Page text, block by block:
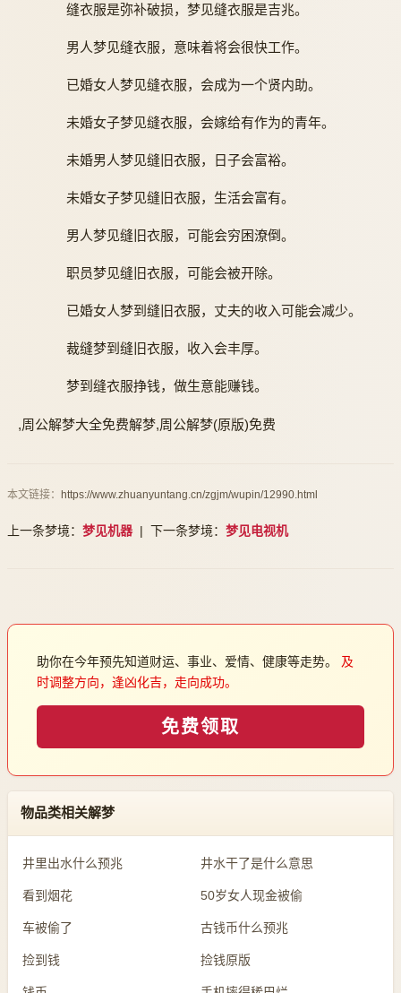
缝衣服是弥补破损，梦见缝衣服是吉兆。
男人梦见缝衣服，意味着将会很快工作。
已婚女人梦见缝衣服，会成为一个贤内助。
未婚女子梦见缝衣服，会嫁给有作为的青年。
未婚男人梦见缝旧衣服，日子会富裕。
未婚女子梦见缝旧衣服，生活会富有。
男人梦见缝旧衣服，可能会穷困潦倒。
职员梦见缝旧衣服，可能会被开除。
已婚女人梦到缝旧衣服，丈夫的收入可能会减少。
裁缝梦到缝旧衣服，收入会丰厚。
梦到缝衣服挣钱，做生意能赚钱。
,周公解梦大全免费解梦,周公解梦(原版)免费
本文链接： https://www.zhuanyuntang.cn/zgjm/wupin/12990.html
上一条梦境： 梦见机器| 下一条梦境： 梦见电视机
助你在今年预先知道财运、事业、爱情、健康等走势。 及
时调整方向，逢凶化吉，走向成功。
免费领取
物品类相关解梦
井里出水什么预兆 井水干了是什么意思
看到烟花 50岁女人现金被偷
车被偷了 古钱币什么预兆
捡到钱 捡钱原版